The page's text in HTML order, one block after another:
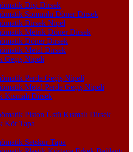
Dişi Dirsek
Somunlu Döner Dirsek
Dirsek Nipel
Metrik Döner Dirsek
Döner Dirsek
Metal Dirsek
Geçiş Nipeli
Perde Geçiş Nipeli
Metal Perde Geçiş Nipeli
Kısmalı Dirsek
Piston Üstü Kısmalı Dirsek
Kör Tapa
Setskur Tapa